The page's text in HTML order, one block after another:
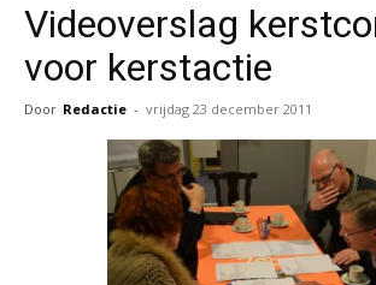
Videoverslag
voor kerstactie
Door Redactie - vrijdag 23 december 2011